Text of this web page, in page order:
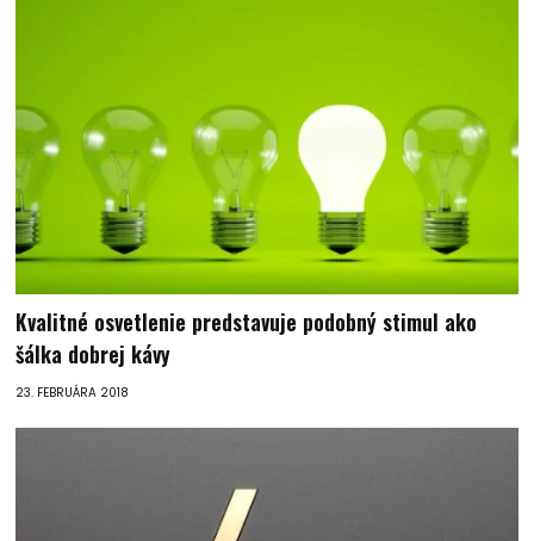
Kvalitné osvetlenie predstavuje podobný stimul ako
šálka dobrej kávy
23. FEBRUÁRA 2018